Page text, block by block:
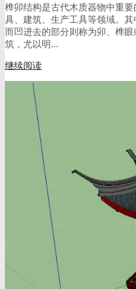
榫卯结构是古代木质器物中重
具、建筑、生产工具等领域。
而凹进去的部分则称为卯、榫
筑，尤以明…
继续阅读